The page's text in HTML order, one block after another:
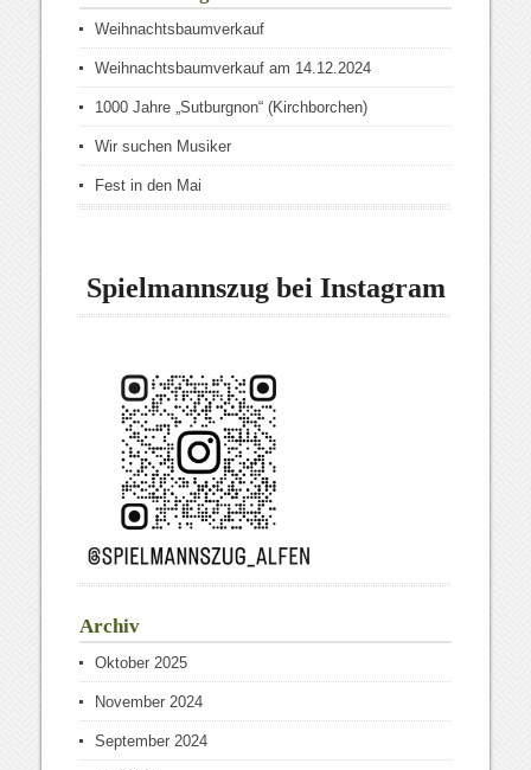
Weihnachtsbaumverkauf
Weihnachtsbaumverkauf am 14.12.2024
1000 Jahre „Sutburgnon“ (Kirchborchen)
Wir suchen Musiker
Fest in den Mai
Spielmannszug bei Instagram
Archiv
Oktober 2025
November 2024
September 2024